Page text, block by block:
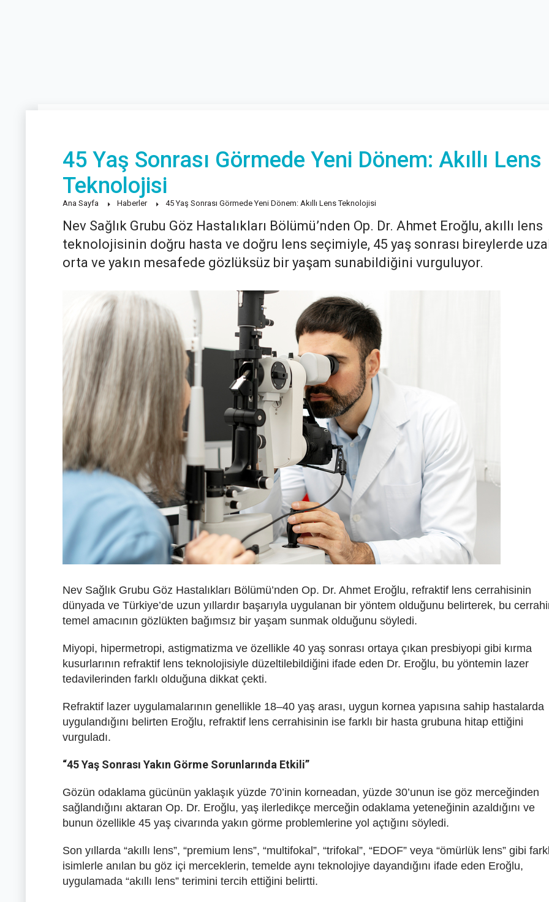
45 Yaş Sonrası Görmede Yeni Dönem: Akıllı Lens
Teknolojisi
Ana Sayfa Haberler 45 Yaş Sonrası Görmede Yeni Dönem: Akıllı Lens Teknolojisi
Nev Sağlık Grubu Göz Hastalıkları Bölümü’nden Op. Dr. Ahmet Eroğlu, akıllı lens
teknolojisinin doğru hasta ve doğru lens seçimiyle, 45 yaş sonrası bireylerde
orta ve yakın mesafede gözlüksüz bir yaşam sunabildiğini vurguluyor.
Nev Sağlık Grubu Göz Hastalıkları Bölümü’nden Op. Dr. Ahmet Eroğlu, refraktif lens cerrahisinin
dünyada ve Türkiye’de uzun yıllardır başarıyla uygulanan bir yöntem olduğunu belirterek, bu
temel amacının gözlükten bağımsız bir yaşam sunmak olduğunu söyledi.
Miyopi, hipermetropi, astigmatizma ve özellikle 40 yaş sonrası ortaya çıkan presbiyopi gibi kırma
kusurlarının refraktif lens teknolojisiyle düzeltilebildiğini ifade eden Dr. Eroğlu, bu yöntemin lazer
tedavilerinden farklı olduğuna dikkat çekti.
Refraktif lazer uygulamalarının genellikle 18–40 yaş arası, uygun kornea yapısına sahip hastalarda
uygulandığını belirten Eroğlu, refraktif lens cerrahisinin ise farklı bir hasta grubuna hitap ettiğini
vurguladı.
“45 Yaş Sonrası Yakın Görme Sorunlarında Etkili”
Gözün odaklama gücünün yaklaşık yüzde 70’inin korneadan, yüzde 30’unun ise göz merceğinden
sağlandığını aktaran Op. Dr. Eroğlu, yaş ilerledikçe merceğin odaklama yeteneğinin azaldığını ve
bunun özellikle 45 yaş civarında yakın görme problemlerine yol açtığını söyledi.
Son yıllarda “akıllı lens”, “premium lens”, “multifokal”, “trifokal”, “EDOF” veya “ömürlük lens” gibi
isimlerle anılan bu göz içi merceklerin, temelde aynı teknolojiye dayandığını ifade eden Eroğlu,
uygulamada “akıllı lens” terimini tercih ettiğini belirtti.